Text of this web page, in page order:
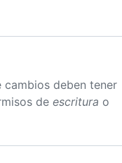
deben tener
de escritura o